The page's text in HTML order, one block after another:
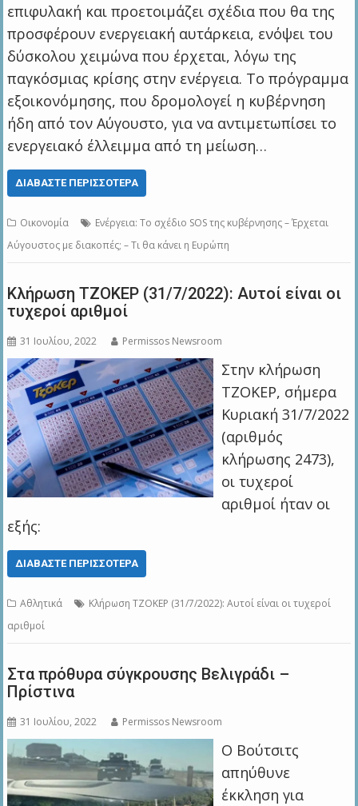
επιφυλακή και προετοιμάζει σχέδια που θα της
προσφέρουν ενεργειακή αυτάρκεια, ενόψει του
δύσκολου χειμώνα που έρχεται, λόγω της
παγκόσμιας κρίσης στην ενέργεια. Το πρόγραμμα
εξοικονόμησης, που δρομολογεί η κυβέρνηση
ήδη από τον Αύγουστο, για να αντιμετωπίσει το
ενεργειακό έλλειμμα από τη μείωση…
ΔΙΑΒΆΣΤΕ ΠΕΡΙΣΣΌΤΕΡΑ
Οικονομία
Ενέργεια: Το σχέδιο SOS της κυβέρνησης – Έρχεται
Αύγουστος με διακοπές; – Τι θα κάνει η Ευρώπη
Κλήρωση ΤΖΟΚΕΡ (31/7/2022): Αυτοί είναι οι
τυχεροί αριθμοί
31 Ιουλίου, 2022 Permissos Newsroom
Στην κλήρωση
ΤΖΟΚΕΡ, σήμερα
Κυριακή 31/7/2022
(αριθμός
κλήρωσης 2473),
οι τυχεροί
αριθμοί ήταν οι
εξής:
ΔΙΑΒΆΣΤΕ ΠΕΡΙΣΣΌΤΕΡΑ
Αθλητικά
Κλήρωση ΤΖΟΚΕΡ (31/7/2022): Αυτοί είναι οι τυχεροί
αριθμοί
Στα πρόθυρα σύγκρουσης Βελιγράδι –
Πρίστινα
31 Ιουλίου, 2022 Permissos Newsroom
Ο Βούτσιτς
απηύθυνε
έκκληση για